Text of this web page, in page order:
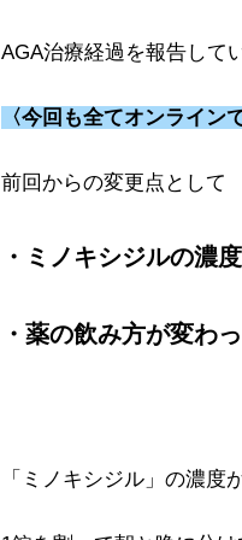
AGA治療経過を報告して
〈今回も全てオンライン
前回からの変更点として
・ミノキシジルの濃
・薬の飲み方が変わ
「ミノキシジル」の濃度